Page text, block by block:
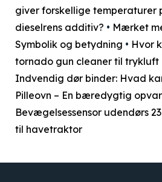
giver forskellige temperaturer
dieselrens additiv? • Mærket
Symbolik og betydning • Hvor
tornado gun cleaner til trykluft
Indvendig dør binder: Hvad
Pilleovn – En bæredygtig
Bevægelsessensor udendørs
til havetraktor